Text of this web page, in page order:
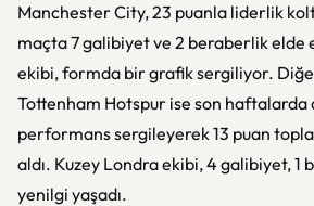
Manchester City, 23 puanla liderlik
maçta 7 galibiyet ve 2 beraberlik elde
ekibi, formda bir grafik sergiliyor.
Tottenham Hotspur ise son haftalarda
performans sergileyerek 13 puan
aldı. Kuzey Londra ekibi, 4 galibiyet, 1
yenilgi yaşadı.